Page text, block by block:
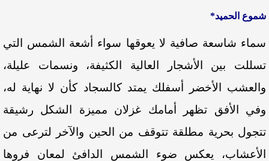
شموع الحميد*
سماء شاسعة صافية لا يعوقها سواء أشعة الشمس التي
تسللت بين الأشجار العالية الكثيفة، ونسمات عليلة،
والعشب الأخضر أسفلك يمتد كالسجاد كأن لا نهاية له،
وفي الأفق تظهر أمامك غزلان مميزة الشكل رشيقة
تتجول بحرية مطلقة تتوقف من الحين والآخر لترعى من
الأعشاب، يعكس ضوء الشمس الدافئ لمعان فروها